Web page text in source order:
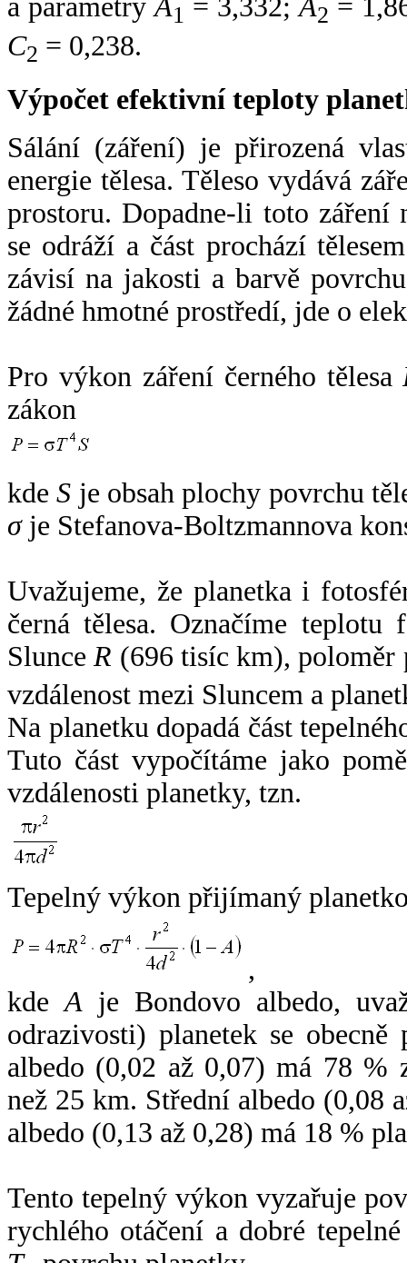
a parametryA1 = 3,332;A2 =
C2 = 0,238.
Výpočet efektivní teploty
Sálání (záření) je přirozená
energie tělesa. Těleso vydává
prostoru. Dopadne-li toto záření
se odráží a část prochází
závisí na jakosti a barvě
žádné hmotné prostředí, jde o
Pro výkon záření černého tělesa
zákon
kdeS je obsah plochy povrchu
σje Stefanova-Boltzmannova
Uvažujeme, že planetka i
černá tělesa. Označíme
SlunceR (696 tisíc km),
vzdálenost mezi Sluncem a
Na planetku dopadá část
Tuto část vypočítáme jako
vzdálenosti planetky, tzn.
Tepelný výkon přijímaný
,
kdeA je Bondovo albedo,
odrazivosti) planetek se
albedo (0,02 až 0,07) má 78 %
než 25 km. Střední albedo (0,08
albedo (0,13 až 0,28) má 18 %
Tento tepelný výkon vyzařuje
rychlého otáčení a dobré